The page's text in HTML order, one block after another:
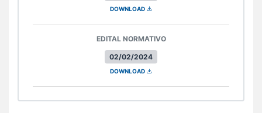
DOWNLOAD
02/02/2024
EDITAL NORMATIVO
DOWNLOAD